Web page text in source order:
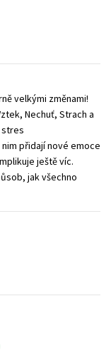
velkými změnami!
Nechuť, Strach a
stres
přidají nové emoce
ještě víc.
jak všechno